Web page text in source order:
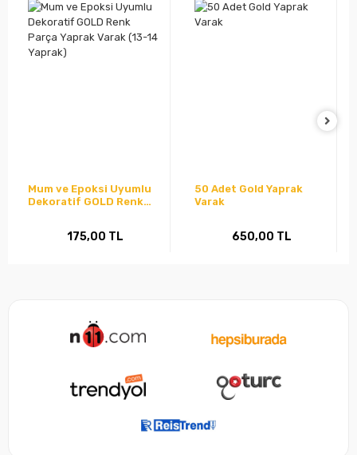
Mum ve Epoksi Uyumlu
Dekoratif GOLD Renk
175,00 TL
50 Adet Gold Yaprak
Varak
650,00 TL